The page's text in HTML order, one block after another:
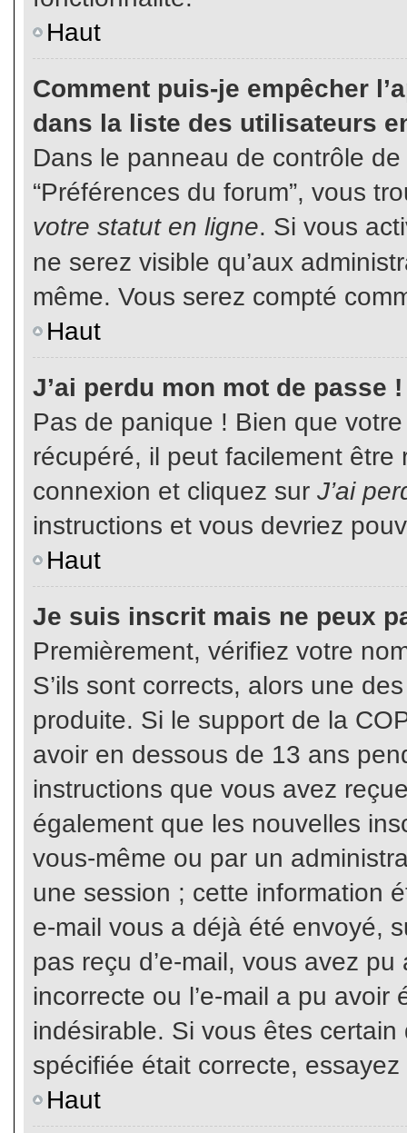
Haut
Comment puis-je empêcher
dans la liste des utilisateurs
Dans le panneau de contrôle
“Préférences du forum”, vous
votre statut en ligne. Si vous
ne serez visible qu’aux
même. Vous serez compté
Haut
J’ai perdu mon mot de passe !
Pas de panique ! Bien que
récupéré, il peut facilement
connexion et cliquez sur J’ai
instructions et vous devriez
Haut
Je suis inscrit mais ne peux
Premièrement, vérifiez votre
S’ils sont corrects, alors une
produite. Si le support de la
avoir en dessous de 13 ans
instructions que vous avez
également que les nouvelles
vous-même ou par un
une session ; cette information
e-mail vous a déjà été envoyé,
pas reçu d’e-mail, vous avez
incorrecte ou l’e-mail a pu
indésirable. Si vous êtes
spécifiée était correcte,
Haut